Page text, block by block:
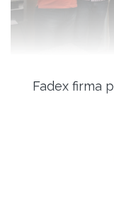
Fadex firma